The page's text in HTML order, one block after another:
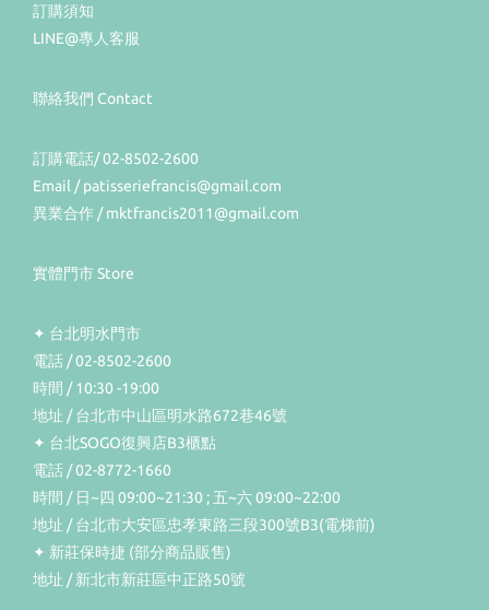
訂購須知
LINE@專人客服
聯絡我們 Contact
訂購電話/ 02-8502-2600
Email / patisseriefrancis@gmail.com
異業合作 / mktfrancis2011@gmail.com
實體門市 Store
✦ 台北明水門市
電話 / 02-8502-2600
時間 / 10:30 -19:00
地址 / 台北市中山區明水路672巷46號
✦ 台北SOGO復興店B3櫃點
電話 / 02-8772-1660
時間 / 日~四 09:00~21:30 ; 五~六 09:00~22:00
地址 / 台北市大安區忠孝東路三段300號B3(電梯前)
✦ 新莊保時捷 (部分商品販售)
地址 / 新北市新莊區中正路50號